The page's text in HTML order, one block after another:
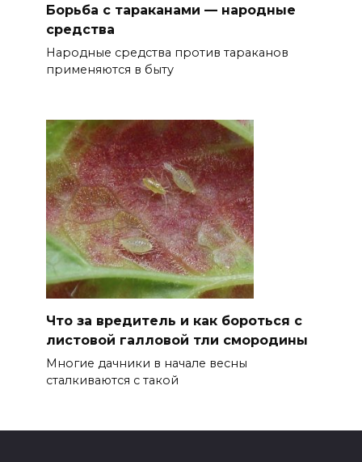
Борьба с тараканами — народные
средства
Народные средства против тараканов
применяются в быту
Что за вредитель и как бороться с
листовой галловой тли смородины
Многие дачники в начале весны
сталкиваются с такой